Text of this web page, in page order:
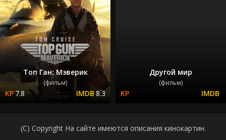
Топ Ган: Мэверик
(фильм)
7.8 8.3
Другой мир
(фильм)
(C) Copyright На сайте имеются описания кинокартин.